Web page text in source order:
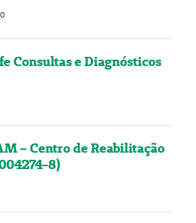
Consultas e Diagnósticos
– Centro de Reabilitação
8)